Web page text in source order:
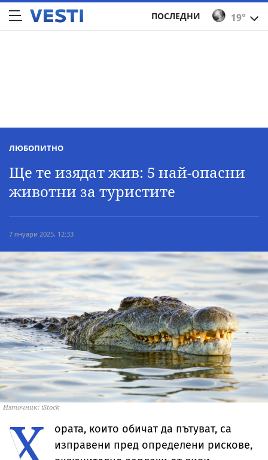
19°
ПОСЛЕДНИ
ЛЮБОПИТНО
Ще те изядат жив: 5 най-опасни
животни за туристите
7 януари 2025, 12:33
Източник: iStock
ората, които обичат да пътуват, са
изправени пред определени рискове,